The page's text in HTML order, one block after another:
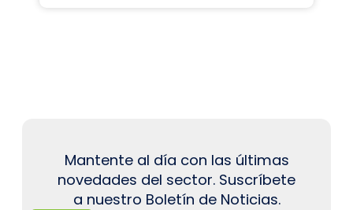
Mantente al día con las últimas
novedades del sector. Suscríbete
a nuestro Boletín de Noticias.